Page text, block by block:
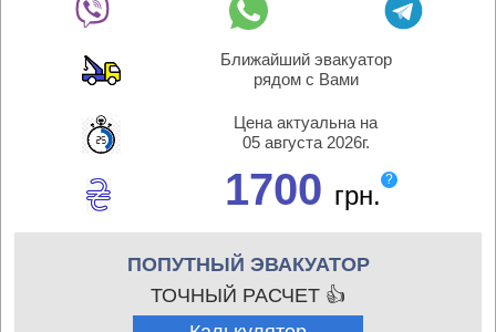
Ближайший эвакуатор
рядом с Вами
Цена актуальна на
05 августа 2026г.
1700 грн.
?
ПОПУТНЫЙ ЭВАКУАТОР
ТОЧНЫЙ РАСЧЕТ 👍